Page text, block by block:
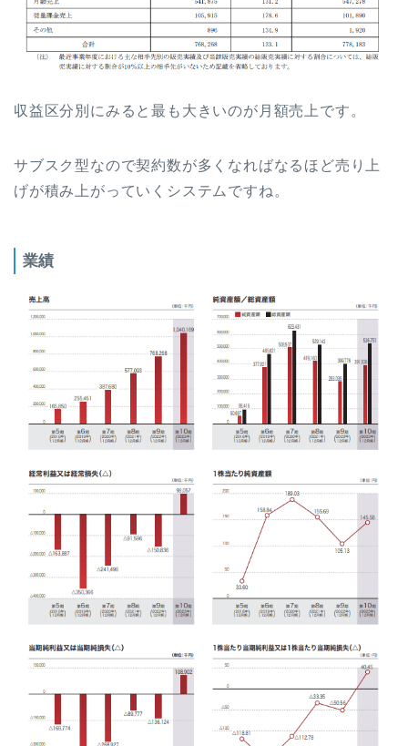
収益区分別にみると最も大きいのが月額売上です。
サブスク型なので契約数が多くなればなるほど売り上
げが積み上がっていくシステムですね。
業績